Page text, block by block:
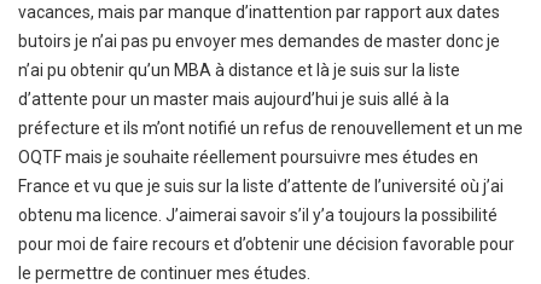
vacances, mais par manque d’inattention par rapport aux dates
butoirs je n’ai pas pu envoyer mes demandes de master donc je
n’ai pu obtenir qu’un MBA à distance et là je suis sur la liste
d’attente pour un master mais aujourd’hui je suis allé à la
préfecture et ils m’ont notifié un refus de renouvellement et un me
OQTF mais je souhaite réellement poursuivre mes études en
France et vu que je suis sur la liste d’attente de l’université où j’ai
obtenu ma licence. J’aimerai savoir s’il y’a toujours la possibilité
pour moi de faire recours et d’obtenir une décision favorable pour
le permettre de continuer mes études.